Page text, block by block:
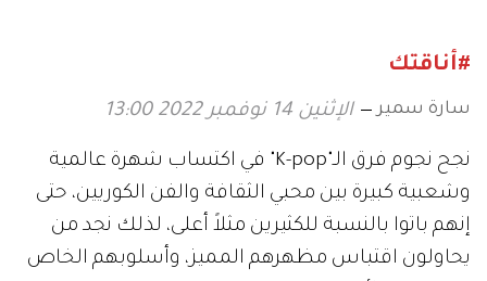
#أناقتك
سارة سمير الإثنين 14 نوفمبر 2022 13:00
نجح نجوم فرق الـ"K-pop" في اكتساب شهرة عالمية
وشعبية كبيرة بين محبي الثقافة والفن الكوريين، حتى
إنهم باتوا بالنسبة للكثيرين مثلاً أعلى، لذلك نجد من
يحاولون اقتباس مظهرهم المميز، وأسلوبهم الخاص